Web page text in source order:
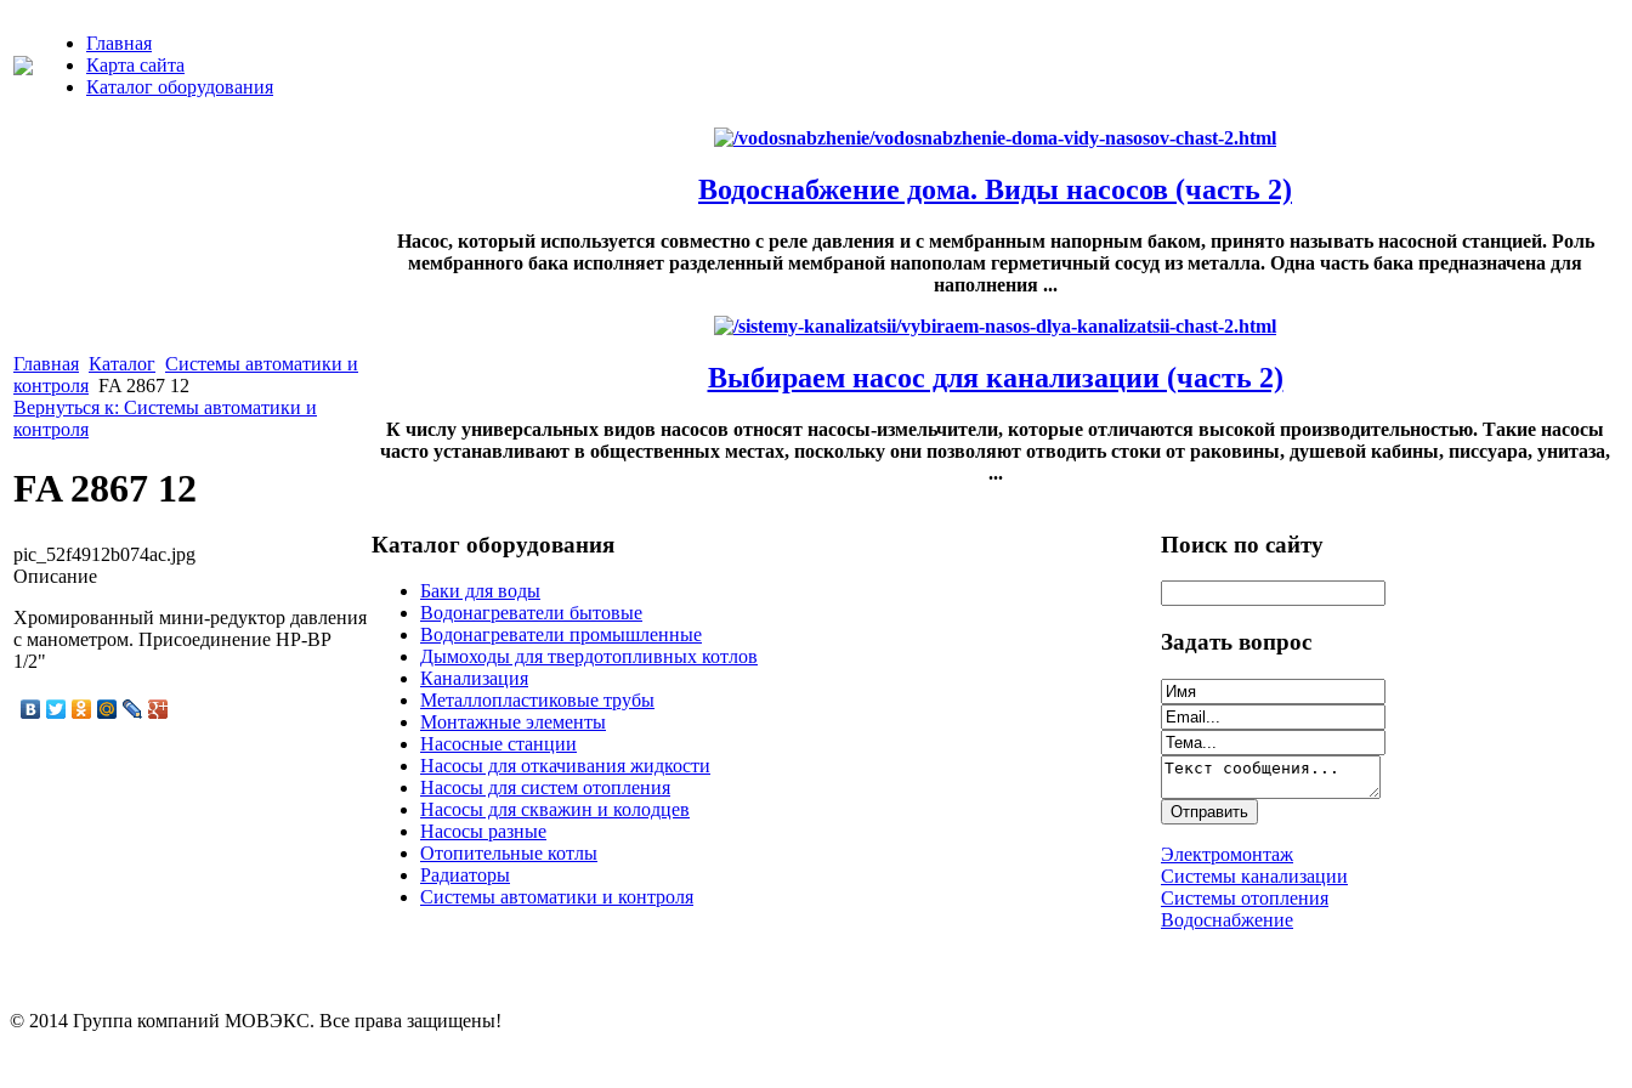
Главная
Карта сайта
Каталог оборудования
Главная Каталог Системы автоматики и
контроля FA 2867 12
Вернуться к: Системы автоматики и
контроля
FA 2867 12
pic_52f4912b074ac.jpg
Описание
Хромированный мини-редуктор давления
с манометром. Присоединение НР-ВР
1/2"
Водоснабжение дома. Виды насосов (часть 2)
Насос, который используется совместно с реле давления и с мембранным напорным баком, принято называть насосной станцией. Роль
мембранного бака исполняет разделенный мембраной напополам герметичный сосуд из металла. Одна часть бака предназначена для
наполнения ...
Выбираем насос для канализации (часть 2)
К числу универсальных видов насосов относят насосы-измельчители, которые отличаются высокой производительностью. Такие насосы
часто устанавливают в общественных местах, поскольку они позволяют отводить стоки от раковины, душевой кабины, писсуара, унитаза,
...
Каталог оборудования
Баки для воды
Водонагреватели бытовые
Водонагреватели промышленные
Дымоходы для твердотопливных котлов
Канализация
Металлопластиковые трубы
Монтажные элементы
Насосные станции
Насосы для откачивания жидкости
Насосы для систем отопления
Насосы для скважин и колодцев
Насосы разные
Отопительные котлы
Радиаторы
Системы автоматики и контроля
Поиск по сайту
Задать вопрос
Электромонтаж
Системы канализации
Системы отопления
Водоснабжение
© 2014 Группа компаний МОВЭКС. Все права защищены!